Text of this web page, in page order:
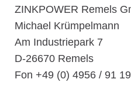
ZINKPOWER Remels
Michael Krümpelmann
Am Industriepark 7
D-26670 Remels
Fon +49 (0) 4956 / 91